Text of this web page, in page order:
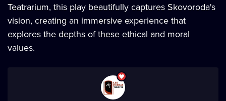
Teatrarium, this play beautifully captures Skovoroda's
vision, creating an immersive experience that
explores the depths of these ethical and moral
values.